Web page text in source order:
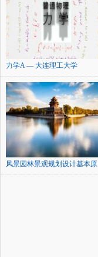
力学A — 大连理工大学
风景园林景观规划设计基本原
理...